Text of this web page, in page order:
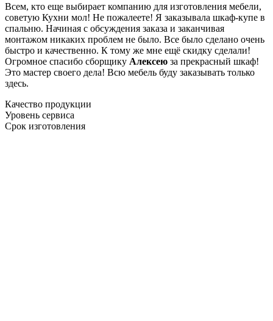
Всем, кто еще выбирает компанию для изготовления мебели,
советую Кухни мол! Не пожалеете! Я заказывала шкаф-купе в
спальню. Начиная с обсуждения заказа и заканчивая
монтажом никаких проблем не было. Все было сделано очень
быстро и качественно. К тому же мне ещё скидку сделали!
Огромное спасибо сборщику Алексею за прекрасный шкаф!
Это мастер своего дела! Всю мебель буду заказывать только
здесь.
Качество продукции
Уровень сервиса
Срок изготовления